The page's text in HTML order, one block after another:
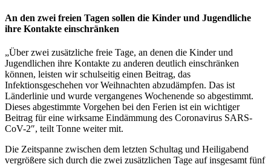
An den zwei freien Tagen sollen die Kinder und Jugendliche
ihre Kontakte einschränken
„Über zwei zusätzliche freie Tage, an denen die Kinder und
Jugendlichen ihre Kontakte zu anderen deutlich einschränken
können, leisten wir schulseitig einen Beitrag, das
Infektionsgeschehen vor Weihnachten abzudämpfen. Das ist
Länderlinie und wurde vergangenes Wochenende so abgestimmt.
Dieses abgestimmte Vorgehen bei den Ferien ist ein wichtiger
Beitrag für eine wirksame Eindämmung des Coronavirus SARS-
CoV-2″, teilt Tonne weiter mit.
Die Zeitspanne zwischen dem letzten Schultag und Heiligabend
vergrößere sich durch die zwei zusätzlichen Tage auf insgesamt fünf